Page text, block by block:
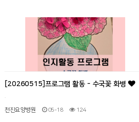
[20260515]프로그램 활동 - 수국꽃 화병
천진요양병원 05-18 124